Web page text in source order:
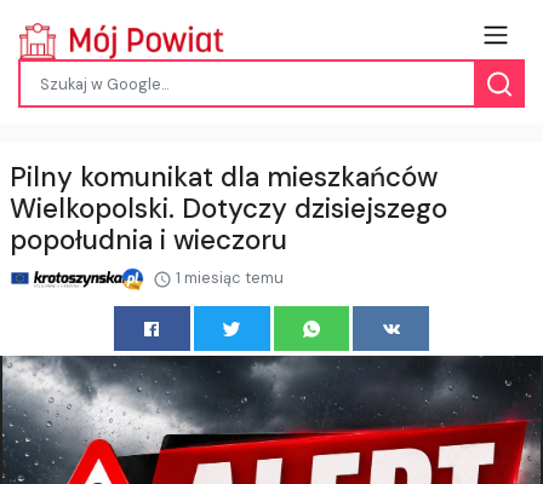
Pilny komunikat dla mieszkańców
Wielkopolski. Dotyczy dzisiejszego
popołudnia i wieczoru
1 miesiąc temu